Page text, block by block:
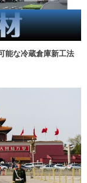
能な冷蔵倉庫新工法